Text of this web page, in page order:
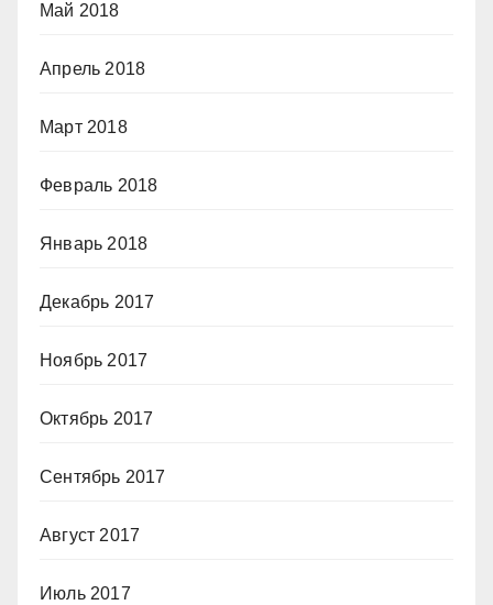
Май 2018
Апрель 2018
Март 2018
Февраль 2018
Январь 2018
Декабрь 2017
Ноябрь 2017
Октябрь 2017
Сентябрь 2017
Август 2017
Июль 2017